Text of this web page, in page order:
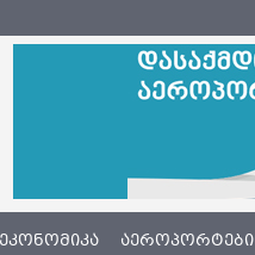
ᲔᲙᲝᲜᲝᲛᲘᲙᲐ ᲐᲔᲠᲝᲞᲝᲠᲢᲔᲑᲘ